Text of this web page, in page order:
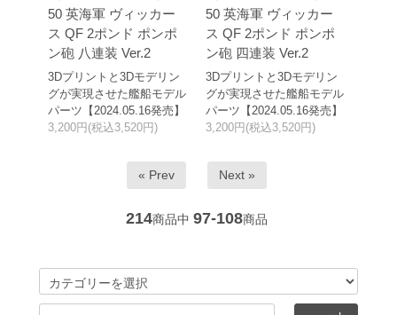
50 英海軍 ヴィッカー
ス QF 2ポンド ポンポ
ン砲 八連装 Ver.2
3Dプリントと3Dモデリン
グが実現させた艦船モデル
パーツ【2024.05.16発売】
3,200円(税込3,520円)
50 英海軍 ヴィッカー
ス QF 2ポンド ポンポ
ン砲 四連装 Ver.2
3Dプリントと3Dモデリン
グが実現させた艦船モデル
パーツ【2024.05.16発売】
3,200円(税込3,520円)
« Prev Next »
214商品中 97-108商品